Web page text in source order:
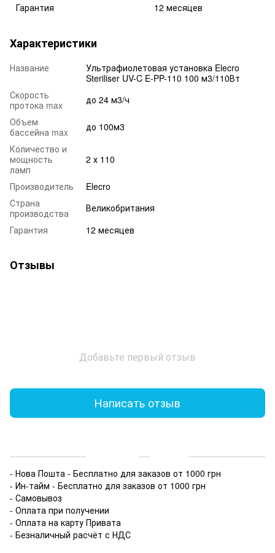
Гарантия
12 месяцев
Характеристики
Название
Ультрафиолетовая установка Elecro
Steriliser UV-C E-PP-110 100 м3/110Вт
Скорость
протока max
до 24 м3/ч
Объем
бассейна max
до 100м3
Количество и
мощность
ламп
2 х 110
Производитель
Elecro
Страна
производства
Великобритания
Гарантия
12 месяцев
Отзывы
Добавьте первый отзыв
Написать отзыв
- Нова Пошта - Бесплатно для заказов от 1000 грн
- Ин-тайм - Бесплатно для заказов от 1000 грн
- Самовывоз
- Оплата при получении
- Оплата на карту Привата
- Безналичный расчёт с НДС